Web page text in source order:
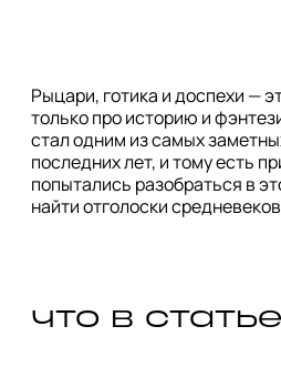
Рыцари, готика и доспехи —
только про историю и
стал одним из самых
последних лет, и тому есть
попытались разобраться в
найти отголоски
что в